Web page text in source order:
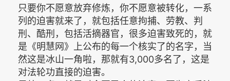
只要你不愿意放弃修炼，你不愿意被转化，一系
列的迫害就来了，就包括任意拘捕、劳教、判
刑、酷刑，包括活摘器官，很多迫害致死的，就
是《明慧网》上公布的每一个核实了的名字，当
然这是冰山一角啦，那就有3,000多名了，这是
对法轮功直接的迫害。